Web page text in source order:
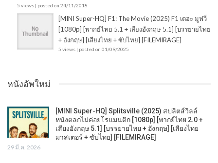
5 views | posted on 24/11/2018
[MINI Super-HQ] F1: The Movie (2025) F1 เดอะ มูฟวี่
[1080p] [พากย์ไทย 5.1 + เสียงอังกฤษ 5.1] [บรรยายไทย
+ อังกฤษ] [เสียงไทย + ซับไทย] [FILEMIRAGE]
5 views | posted on 01/09/2025
หนังอัพใหม่
[MINI Super-HQ] Splitsville (2025) สปลิตส์วิลล์
หนังตลกไม่ค่อยโรแมนติก [1080p] [พากย์ไทย 2.0 +
เสียงอังกฤษ 5.1] [บรรยายไทย + อังกฤษ] [เสียงไทย
มาสเตอร์ + ซับไทย] [FILEMIRAGE]
29 มี.ค. 2026